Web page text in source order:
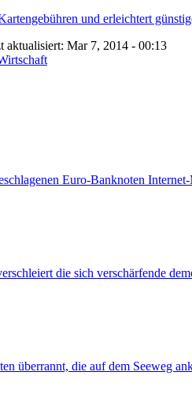
und erleichtert
aktualisiert: Mar 7, 2014 - 00:13
Euro-Banknoten
die sich verschärfende
überrannt, die auf dem Seeweg